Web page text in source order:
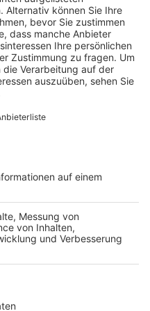
anderen Kollegen.
12:21
mit Sesseln und
Die rund 120
Möglichkeit, bis zu drei
zu arbeiten. Mit
Unternehmen die
am Arbeitsplatz
ein Zeichen für eine
Sprecherin. Nissan
Wesseling in die